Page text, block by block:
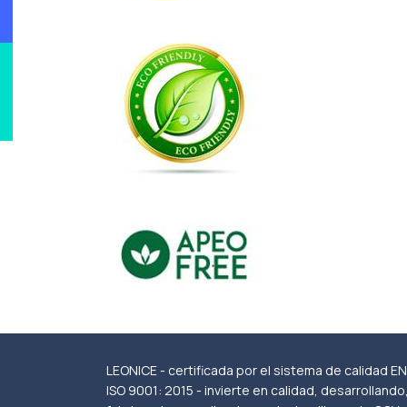
LEONICE - certificada por el sistema de calidad EN
ISO 9001: 2015 - invierte en calidad, desarrollando,